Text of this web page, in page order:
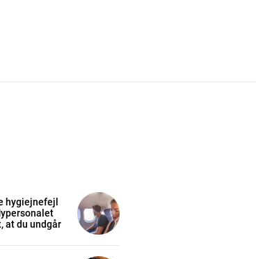
hygiejnefejl
at du undgår